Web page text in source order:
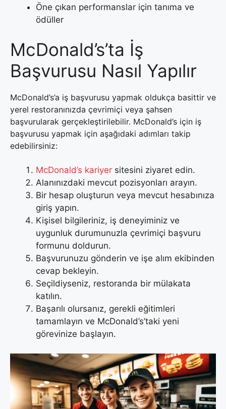
Öne çıkan performanslar için tanıma ve
ödüller
McDonald’s’ta İş
Başvurusu Nasıl Yapılır
McDonald’s’a iş başvurusu yapmak oldukça basittir ve
yerel restoranınızda çevrimiçi veya şahsen
başvurularak gerçekleştirilebilir. McDonald’s için iş
başvurusu yapmak için aşağıdaki adımları takip
edebilirsiniz:
McDonald’s kariyer sitesini ziyaret edin.
Alanınızdaki mevcut pozisyonları arayın.
Bir hesap oluşturun veya mevcut hesabınıza
giriş yapın.
Kişisel bilgileriniz, iş deneyiminiz ve
uygunluk durumunuzla çevrimiçi başvuru
formunu doldurun.
Başvurunuzu gönderin ve işe alım ekibinden
cevap bekleyin.
Seçildiyseniz, restoranda bir mülakata
katılın.
Başarılı olursanız, gerekli eğitimleri
tamamlayın ve McDonald’s’taki yeni
görevinize başlayın.